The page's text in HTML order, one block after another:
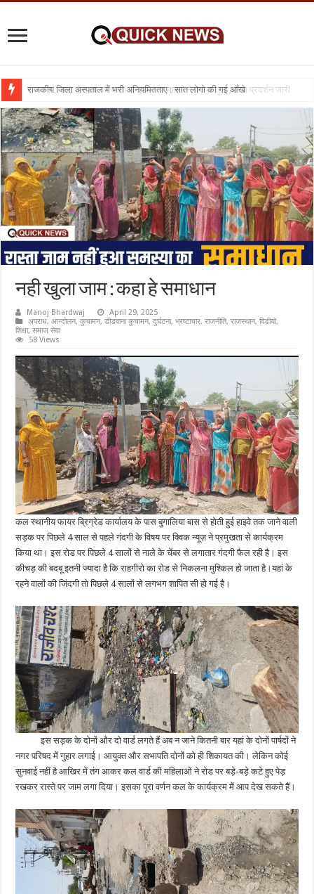
राजकीय जिला अस्पताल में भरी अनियमितताए : सात लोगो की गई आँखे
नही खुला जाम : कहा हे समाधान
Manoj Bhardwaj
April 29, 2025
अपराध,आन्दोलन,कुचामन,डीडवाना कुचामन,दुर्घटना,भ्रष्टाचार,राजनीति,राजस्थान,विडीयो,
शिक्षा,समाज सेवा
58 Views
कल स्थानीय फायर ब्रिग्रेड कार्यालय के पास बुगालिया बास से होती हुई हाइवे तक जाने वाली
सड़क पर पिछले 4 साल से पहले गंदगी के विषय पर क्विक न्यूज़ ने प्रमुखता से कार्यक्रम
किया था। इस रोड पर पिछले 4 सालों से नाले के चेंबर से लगातार गंदगी फैल रही है। इस
कीचड़ की बदबू इतनी ज्यादा है कि राहगीरो का रोड से निकलना मुश्किल हो जाता है।यहां के
रहने वालों की जिंदगी तो पिछले 4 सालों से लगभग शापित सी हो गई है।
इस सड़क के दोनों और दो वार्ड लगते हैं अब न जाने कितनी बार यहां के दोनों पार्षदों ने
नगर परिषद में गुहार लगाई। आयुक्त और सभापति दोनों को ही शिकायत की। लेकिन कोई
सुनवाई नहीं है आखिर में तंग आकर कल वार्ड की महिलाओं ने रोड पर बड़े-बड़े कटे हुए पेड़
रखकर रास्ते पर जाम लगा दिया। इसका पूरा वर्णन कल के कार्यक्रम में आप देख सकते हैं।